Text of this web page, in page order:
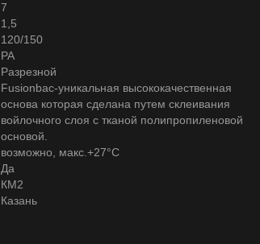
7
1,5
120/150
PA
Разрезной
Fusionbac-уникальная высококачественная
основа которая сделана путем склеивания
войлочного слоя с тканой полипропиленовой
основой.
возможно, макс.+27°С
Да
КМ2
Казань